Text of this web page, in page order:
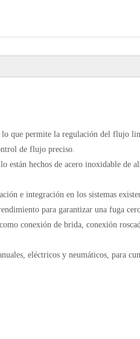
lo que permite la regulación del flujo
de flujo preciso.
están hechos de acero inoxidable de
e integración en los sistemas
para garantizar una fuga
conexión de brida, conexión
eléctricos y neumáticos, para